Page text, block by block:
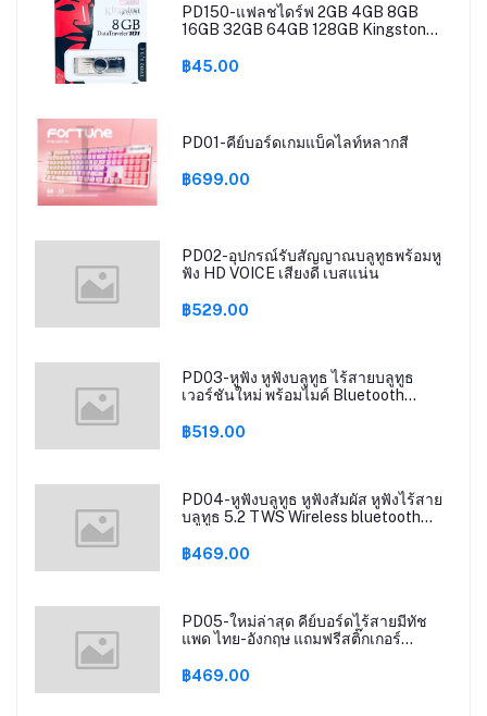
PD150-แฟลชไดร์ฟ 2GB 4GB 8GB
16GB 32GB 64GB 128GB Kingston
Drive
฿45.00
PD01-คีย์บอร์ดเกมแบ็คไลท์หลากสี
฿699.00
PD02-อุปกรณ์รับสัญญาณบลูทูธพร้อมหู
ฟัง HD VOICE เสียงดี เบสแน่น
฿529.00
PD03-หูฟัง หูฟังบลูทูธ ไร้สายบลูทูธ
เวอร์ชันใหม่ พร้อมไมค์ Bluetooth
฿519.00
PD04-หูฟังบลูทูธ หูฟังสัมผัส หูฟังไร้สาย
บลูทูธ 5.2 TWS Wireless bluetooth
ฉุกเฉิน รุ่นT25
฿469.00
PD05-ใหม่ล่าสุด คีย์บอร์ดไร้สายมีทัช
แพด ไทย-อังกฤษ แถมฟรีสติ๊กเกอร์
฿469.00